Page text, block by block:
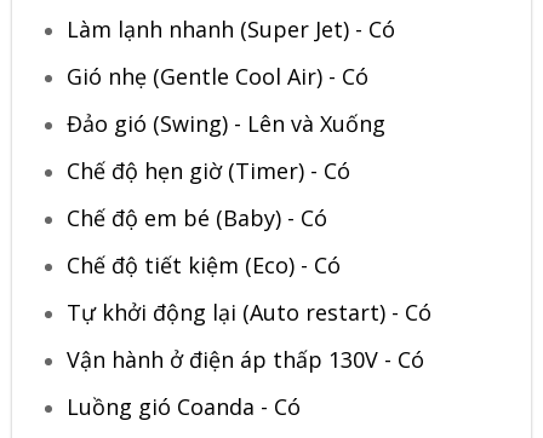
Làm lạnh nhanh (Super Jet) - Có
Gió nhẹ (Gentle Cool Air) - Có
Đảo gió (Swing) - Lên và Xuống
Chế độ hẹn giờ (Timer) - Có
Chế độ em bé (Baby) - Có
Chế độ tiết kiệm (Eco) - Có
Tự khởi động lại (Auto restart) - Có
Vận hành ở điện áp thấp 130V - Có
Luồng gió Coanda - Có